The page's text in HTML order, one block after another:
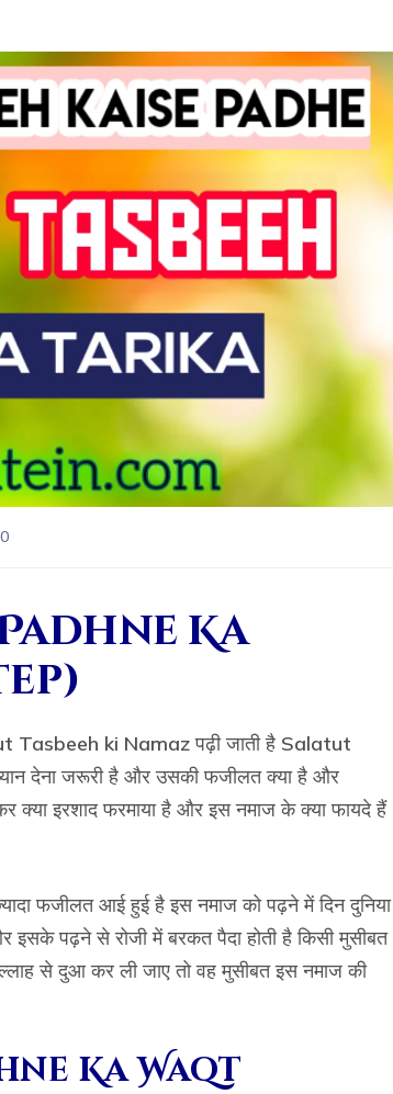
Ka
Tasbeeh ki Namazपढ़ी जाती है Salatut
देना जरूरी है और उसकी फजीलत क्या है और
इरशाद फरमाया है और इस नमाज के क्या फायदे हैं
फजीलत आई हुई है इस नमाज को पढ़ने में दिन दुनिया
इसके पढ़ने से रोजी में बरकत पैदा होती है किसी मुसीबत
से दुआ कर ली जाए तो वह मुसीबत इस नमाज की
Ka Waqt